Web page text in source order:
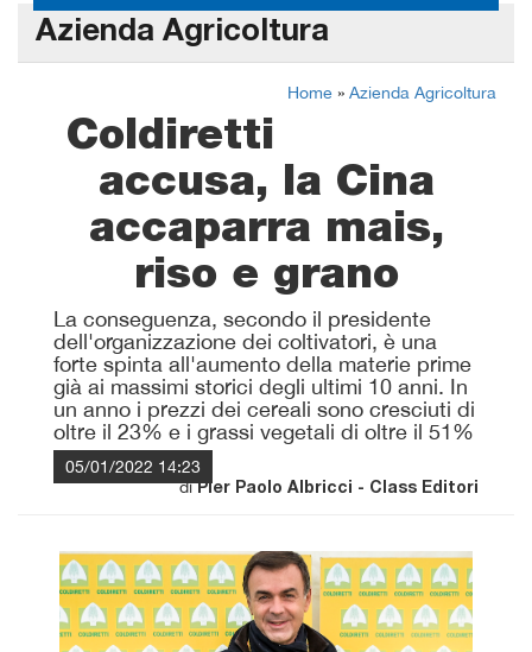
Azienda Agricoltura
Home » Azienda Agricoltura
Coldiretti
accusa, la Cina
accaparra mais,
riso e grano
La conseguenza, secondo il presidente
dell'organizzazione dei coltivatori, è una
forte spinta all'aumento della materie prime
già ai massimi storici degli ultimi 10 anni. In
un anno i prezzi dei cereali sono cresciuti di
oltre il 23% e i grassi vegetali di oltre il 51%
05/01/2022 14:23
diPier Paolo Albricci - Class Editori